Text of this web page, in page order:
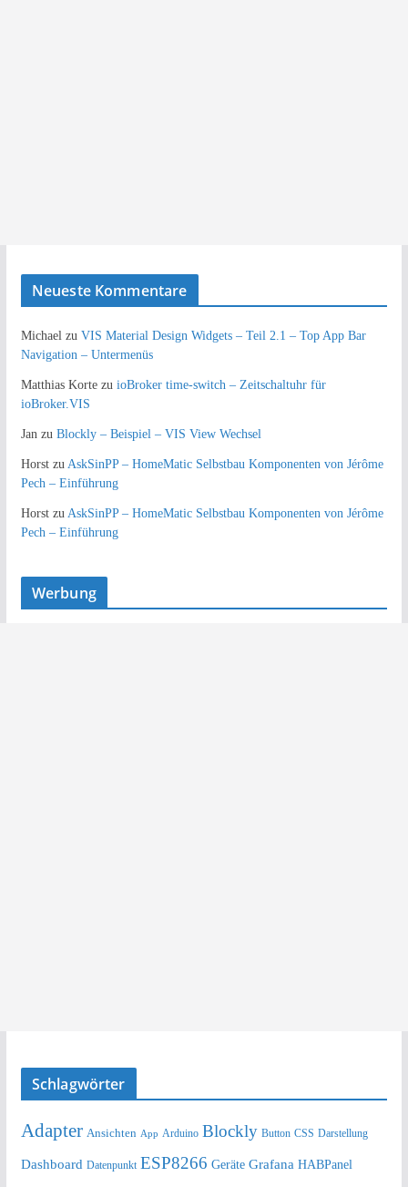
Neueste Kommentare
Michaelzu VIS Material Design Widgets – Teil 2.1 – Top App Bar
Navigation – Untermenüs
Matthias Kortezu ioBroker time-switch – Zeitschaltuhr für
ioBroker.VIS
Janzu Blockly – Beispiel – VIS View Wechsel
Horstzu AskSinPP – HomeMatic Selbstbau Komponenten von Jérôme
Pech – Einführung
Horstzu AskSinPP – HomeMatic Selbstbau Komponenten von Jérôme
Pech – Einführung
Werbung
Schlagwörter
Adapter Ansichten App Arduino Blockly Button CSS Darstellung
Dashboard Datenpunkt ESP8266 Geräte Grafana HABPanel